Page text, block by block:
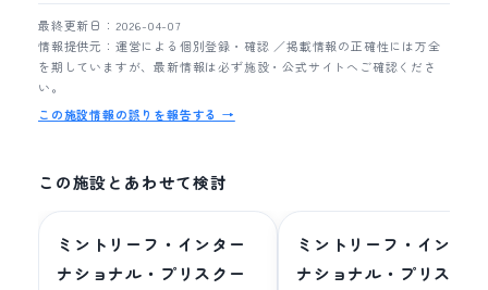
最終更新日：2026-04-07
情報提供元：運営による個別登録・確認 ／掲載情報の正確性には万全
を期していますが、最新情報は必ず施設・公式サイトへご確認くださ
い。
この施設情報の誤りを報告する →
この施設とあわせて検討
ミントリーフ・インター
ナショナル・プリスクー
ミントリーフ・インター
ナショナル・プリスクー